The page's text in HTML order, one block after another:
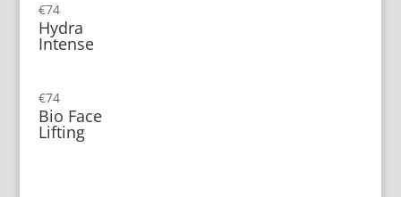
€74
Hydra
Intense
€74
Bio Face
Lifting